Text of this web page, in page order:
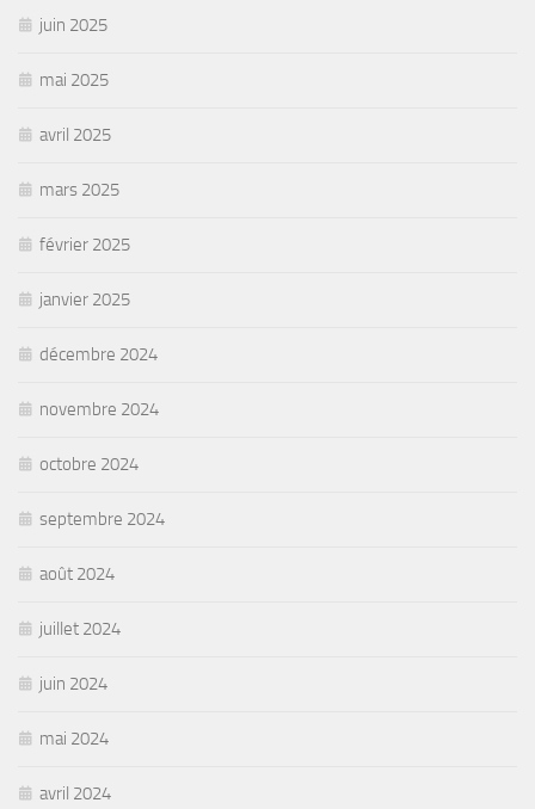
juin 2025
mai 2025
avril 2025
mars 2025
février 2025
janvier 2025
décembre 2024
novembre 2024
octobre 2024
septembre 2024
août 2024
juillet 2024
juin 2024
mai 2024
avril 2024